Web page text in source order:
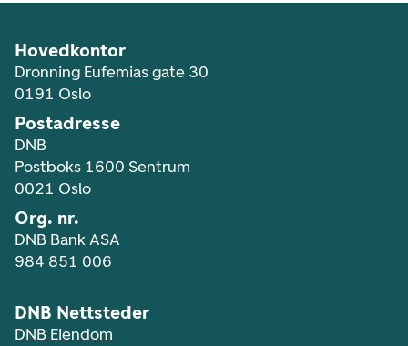
Hovedkontor
Dronning Eufemias gate 30
0191 Oslo
Postadresse
DNB
Postboks 1600 Sentrum
0021 Oslo
Org. nr.
DNB Bank ASA
984 851 006
DNB Nettsteder
DNB Eiendom